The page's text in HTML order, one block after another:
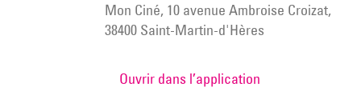
Mon Ciné, 10 avenue Ambroise Croizat,
38400 Saint-Martin-d'Hères
Ouvrir dans l’application